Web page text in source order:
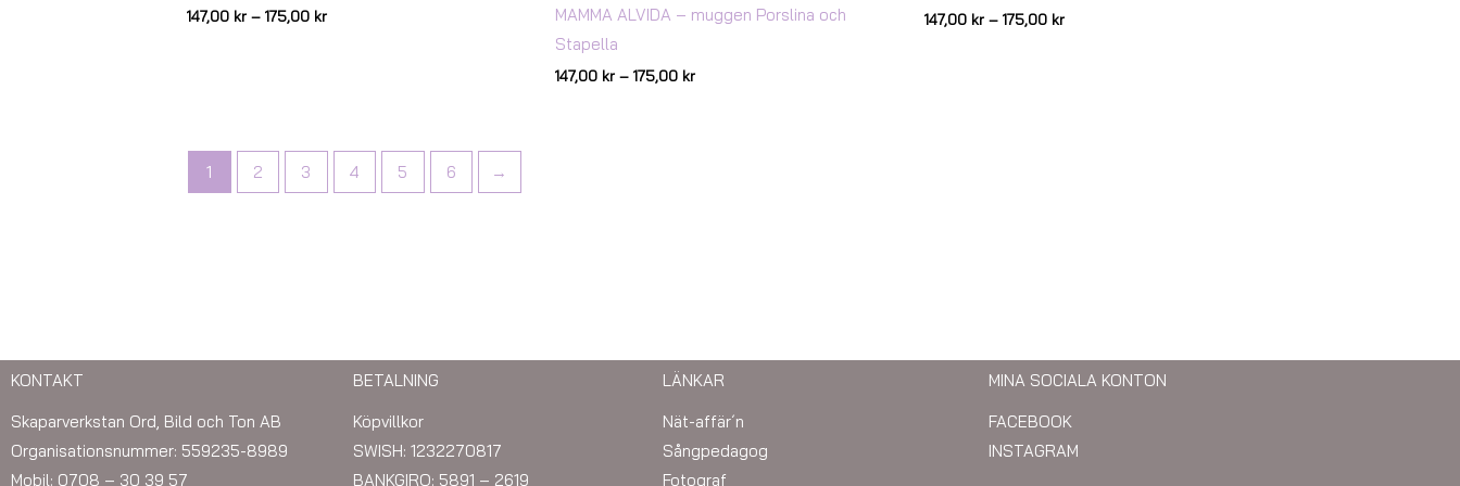
147,00 kr – 175,00 kr
MAMMA ALVIDA – muggen Porslina och
Stapella
147,00 kr – 175,00 kr
147,00 kr – 175,00 kr
1 2 3 4 5 6 →
KONTAKT
Skaparverkstan Ord, Bild och Ton AB
Organisationsnummer: 559235-8989
Mobil: 0708 – 30 39 57
BETALNING
Köpvillkor
SWISH: 1232270817
BANKGIRO: 5891 – 2619
LÄNKAR
Nät-affär´n
Sångpedagog
Fotograf
MINA SOCIALA KONTON
FACEBOOK
INSTAGRAM